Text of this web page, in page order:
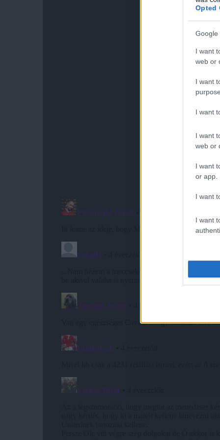
Opted
Google
I want
web or
I want
I want
I want
web or
I want
or app.
I want
I want